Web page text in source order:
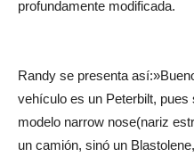
profundamente modificada.
Randy se presenta
vehículo es un Peterbilt,
modelo narrow nose(nariz
un camión, sinó un